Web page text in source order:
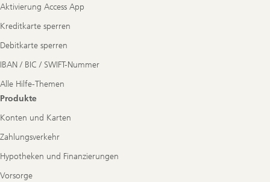
Aktivierung Access App
Kreditkarte sperren
Debitkarte sperren
IBAN / BIC / SWIFT-Nummer
Alle Hilfe-Themen
Produkte
Konten und Karten
Zahlungsverkehr
Hypotheken und Finanzierungen
Vorsorge